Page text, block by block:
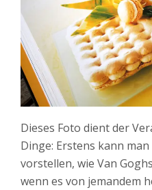
Dieses Foto dient der
Dinge: Erstens kann
vorstellen, wie Van
wenn es von jemandem